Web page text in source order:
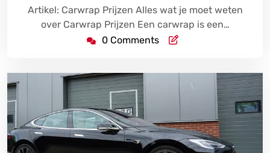
Artikel: Carwrap Prijzen Alles wat je moet weten
over Carwrap Prijzen Een carwrap is een…
0 Comments